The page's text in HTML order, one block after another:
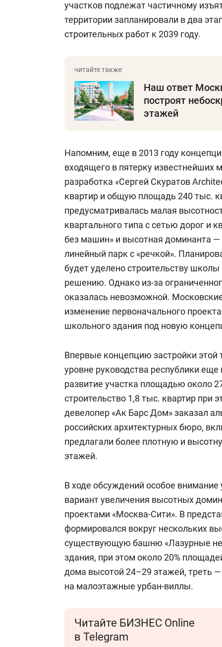
участков подлежат частичному
территории запланировали в два
строительных работ к 2039 году.
Наш ответ
построят
этажей
Напомним, еще в 2013 году
входящего в пятерку известнейших
разработка «Сергей Скуратов
квартир и общую площадь 240 тыс.
предусматривалась малая
квартального типа с сетью дорог и
без машин» и высотная доминанта
линейный парк с «речкой».
будет уделено строительству
решению. Однако из-за
оказалась невозможной.
изменение первоначального
школьного здания под новую
Впервые концепцию застройки этой
уровне руководства республики
развитие участка площадью около
строительство 1,8 тыс. квартир при
девелопер «Ак Барс Дом» заказал
российских архитектурных бюро,
предлагали более плотную и
этажей.
В ходе обсуждений особое
вариант увеличения высотных
проектами «Москва-Сити». В
формировался вокруг нескольких
существующую башню «Лазурные
здания, при этом около 20%
дома высотой 24–29 этажей, треть
на малоэтажные урбан-виллы.
Читайте БИЗНЕС Online
в Telegram